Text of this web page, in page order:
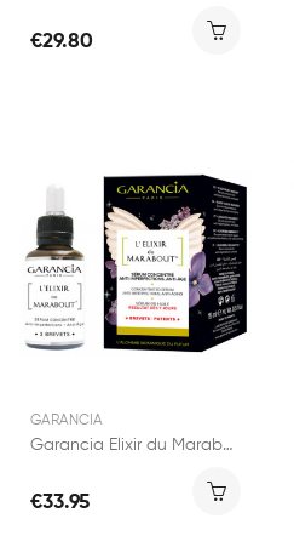
€29.80
GARANCIA
Garancia Elixir du Marabout 15ml
€33.95